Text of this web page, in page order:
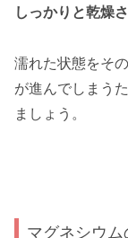
しっかりと乾燥
濡れた状態をそ
が進んでしまう
ましょう。
マグネシウム